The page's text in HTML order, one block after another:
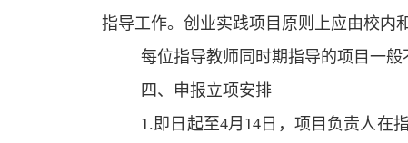
指导工作。创业实践项目原则上应由校内
每位指导教师同时期指导的项目一般
四、申报立项安排
1.即日起至4月14 日，项目负责人在